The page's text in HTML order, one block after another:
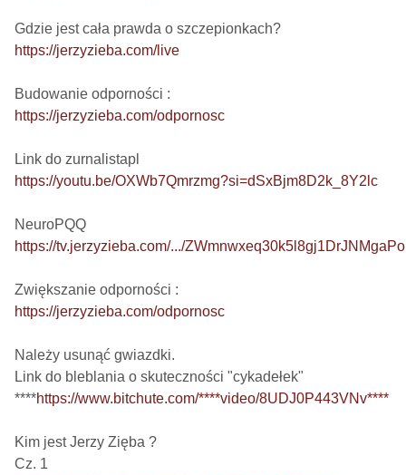
https://jerzyzieba.com/live
https://jerzyzieba.com/odpornosc
https://youtu.be/OXWb7Qmrzmg?si=dSxBjm8D2k_8Y2lc
https://tv.jerzyzieba.com/.../
https://jerzyzieba.com/odpornosc
Należy usunąć gwiazdki.
Link do bleblania o skuteczności "cykadełek"
****https://www.bitchute.com/****video/8UDJ0P443VNv****
Kim jest Jerzy Zięba ?